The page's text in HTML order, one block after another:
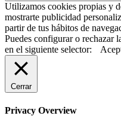
Utilizamos cookies propias y
mostrarte publicidad
partir de tus hábitos de
Puedes configurar o rechazar
en el siguiente selector:
Cerrar
Privacy Overview